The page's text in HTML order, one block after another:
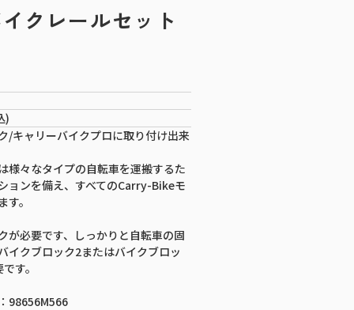
クレールセット
)
/キャリーバイクプロに取り付け出来
様々なタイプの自転車を運搬するた
ョンを備え、すべてのCarry-Bikeモ
。
が必要です、しっかりと自転車の固
イクブロック2またはバイクブロッ
す。
98656M566